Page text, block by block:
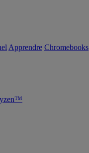
Apprendre Chromebooks